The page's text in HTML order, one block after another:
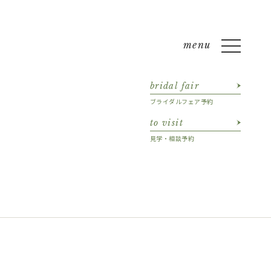
bridal fair
ブライダルフェア予約
to visit
見学・相談予約